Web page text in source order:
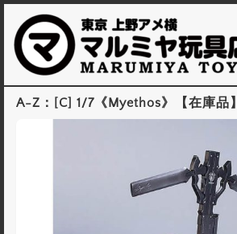
A-Z：[C] 1/7《Myethos》【在庫品】